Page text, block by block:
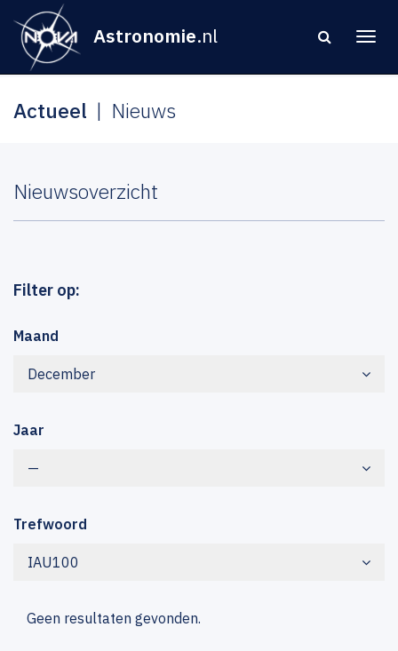
Astronomie.nl
Actueel Nieuws
Nieuwsoverzicht
Filter op:
Maand
December
Jaar
—
Trefwoord
IAU100
Geen resultaten gevonden.